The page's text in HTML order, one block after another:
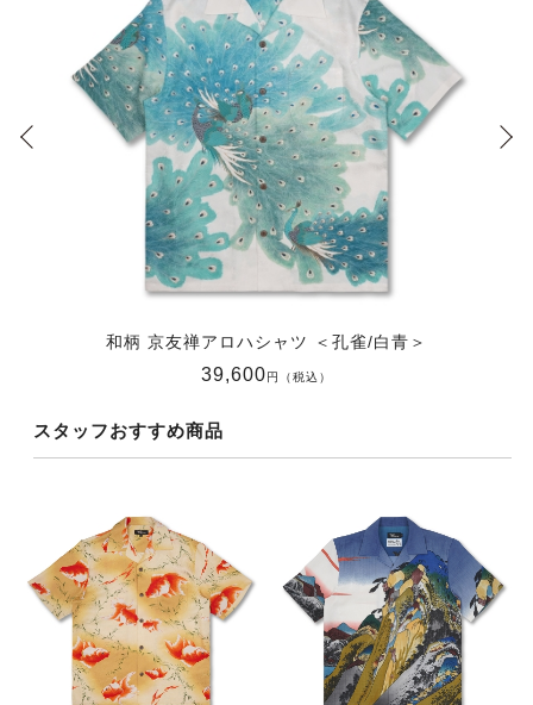
和柄 京友禅アロハシャツ ＜孔雀/白青＞
39,600円（税込）
スタッフおすすめ商品